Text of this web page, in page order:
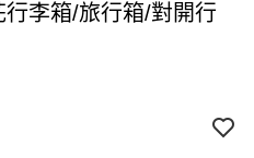
李箱/旅行箱/對開行